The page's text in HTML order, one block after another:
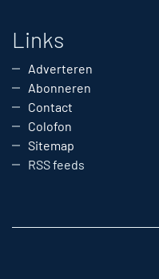
Links
Adverteren
Abonneren
Contact
Colofon
Sitemap
RSS feeds